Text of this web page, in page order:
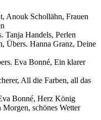
Anouk Schollähn, Frauen
Tanja Handels, Perlen
Übers. Hanna Granz, Deine
Eva Bonné, Ein klarer
All die Farben, all das
Bonné, Herz König
schönes Wetter